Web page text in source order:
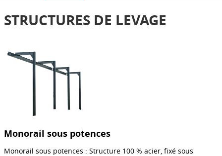
STRUCTURES DE LEVAGE
Monorail sous potences
Monorail sous potences : Structure 100 % acier, fixé sous